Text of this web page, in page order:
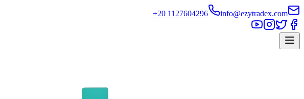
info@ezytradex.com
+20 1127604296